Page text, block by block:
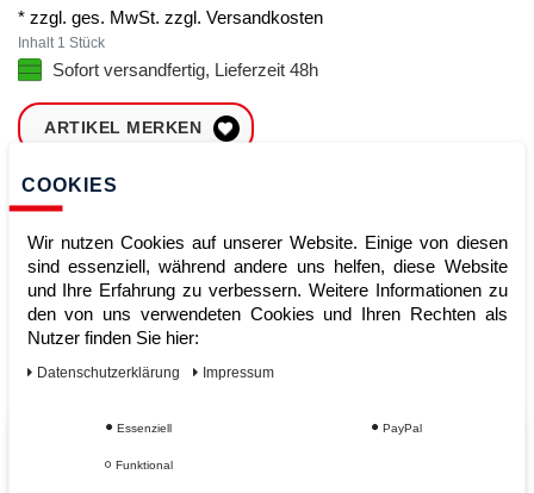
* zzgl. ges. MwSt. zzgl. Versandkosten
Inhalt 1 Stück
Sofort versandfertig, Lieferzeit 48h
ARTIKEL MERKEN
ZUM WARENKORB
Sofort lieferbar
Kauf auf Rechnung
COOKIES
Wir nutzen Cookies auf unserer Website. Einige von diesen
sind essenziell, während andere uns helfen, diese Website
und Ihre Erfahrung zu verbessern. Weitere Informationen zu
den von uns verwendeten Cookies und Ihren Rechten als
Nutzer finden Sie hier:
Daten­schutz­erklärung Impressum
Essenziell PayPal
Funktional